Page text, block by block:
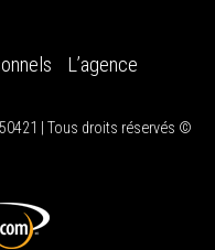
L’agence
| Tous droits réservés ©